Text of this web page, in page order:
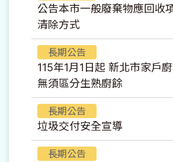
公告本市一般廢棄物應回收
清除方式
長期公告
115年1月1日起 新北市家戶
無須區分生熟廚餘
長期公告
垃圾交付安全宣導
長期公告